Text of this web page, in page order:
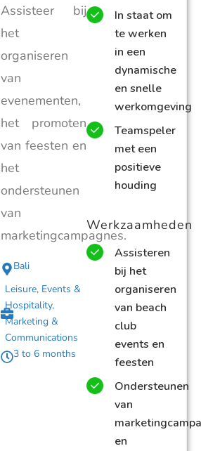
Assisteer bij
het
organiseren
van
evenementen,
het promoten
van feesten en
het
ondersteunen
van
marketingcampagnes.
Bali
Leisure, Events &
Hospitality,
Marketing &
Communications
3 to 6 months
In staat om
te werken
in een
dynamische
en snelle
werkomgeving
Teamspeler
met een
positieve
houding
Werkzaamheden
Assisteren
bij het
organiseren
van beach
club
events en
feesten
Ondersteunen
van
en